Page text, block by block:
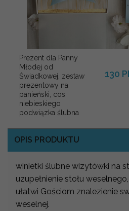
Prezent dla Panny
Młodej od
Świadkowej, zestaw
prezentowy na
panieński, cos
niebieskiego
podwiązka ślubna
130
OPIS PRODUKTU
winietki ślubne wizytówki na
uzupełnienie stołu
ułatwi Gościom znalezienie
weselnej.